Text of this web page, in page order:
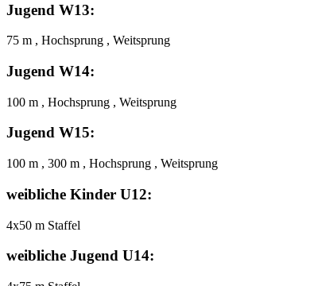
Jugend W13:
75 m , Hochsprung , Weitsprung
Jugend W14:
100 m , Hochsprung , Weitsprung
Jugend W15:
100 m , 300 m , Hochsprung , Weitsprung
weibliche Kinder U12:
4x50 m Staffel
weibliche Jugend U14: